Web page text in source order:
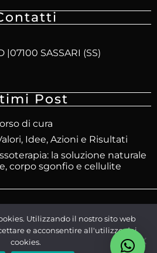
|07100 SASSARI (SS)
Post
di cura
Idee, Azioni e Risultati
la soluzione naturale
corpo sgonfio e cellulite
Utilizzando il nostro sito web
e acconsentire all'utilizzo dei
cookies.